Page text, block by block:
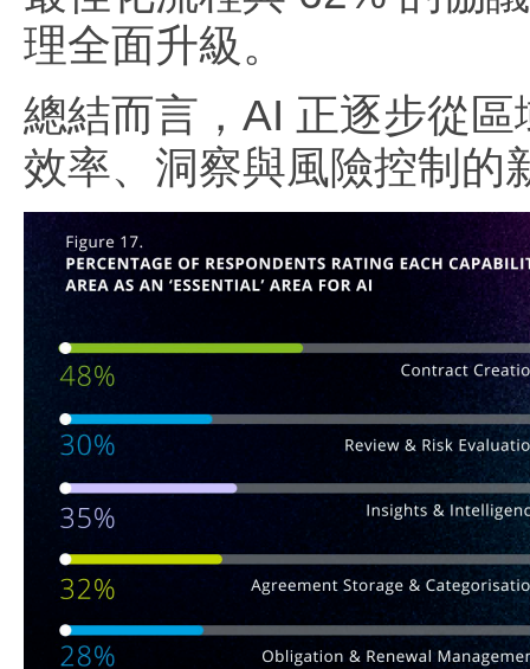
理全面升級。
總結而言，AI 正逐步從
效率、洞察與風險控制的